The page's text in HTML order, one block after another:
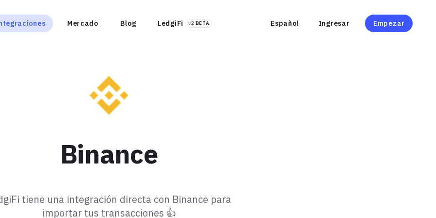
Mercado Blog LedgiFi v2 BETA Español Ingresar Empezar
Binance
tiene una integración directa con Binance para
importar tus transacciones 👍